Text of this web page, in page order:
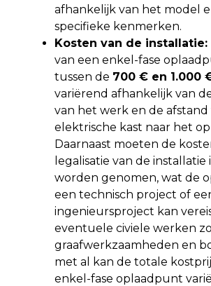
afhankelijk van het model
specifieke kenmerken.
Kosten van de installatie:
van een enkel-fase
tussen de 700 € en 1.000
variërend afhankelijk van
van het werk en de afstand
elektrische kast naar het
Daarnaast moeten de
legalisatie van de
worden genomen, wat de
een technisch project of
ingenieursproject kan
eventuele civiele werken
graafwerkzaamheden en
met al kan de totale
enkel-fase oplaadpunt